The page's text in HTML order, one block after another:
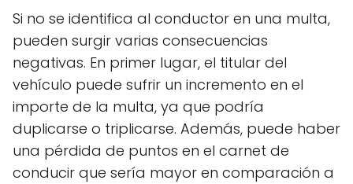
Si no se identifica al conductor en una multa,
pueden surgir varias consecuencias
negativas. En primer lugar, el titular del
vehículo puede sufrir un incremento en el
importe de la multa, ya que podría
duplicarse o triplicarse. Además, puede haber
una pérdida de puntos en el carnet de
conducir que sería mayor en comparación a